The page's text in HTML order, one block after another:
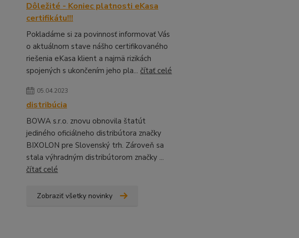
Dôležité - Koniec platnosti eKasa
certifikátu!!!
Pokladáme si za povinnosť informovať Vás
o aktuálnom stave nášho certifikovaného
riešenia eKasa klient a najmä rizikách
spojených s ukončením jeho pla... čítať celé
05.04.2023
distribúcia
BOWA s.r.o. znovu obnovila štatút
jediného oficiálneho distribútora značky
BIXOLON pre Slovenský trh. Zároveň sa
stala výhradným distribútorom značky ...
čítať celé
Zobraziť všetky novinky